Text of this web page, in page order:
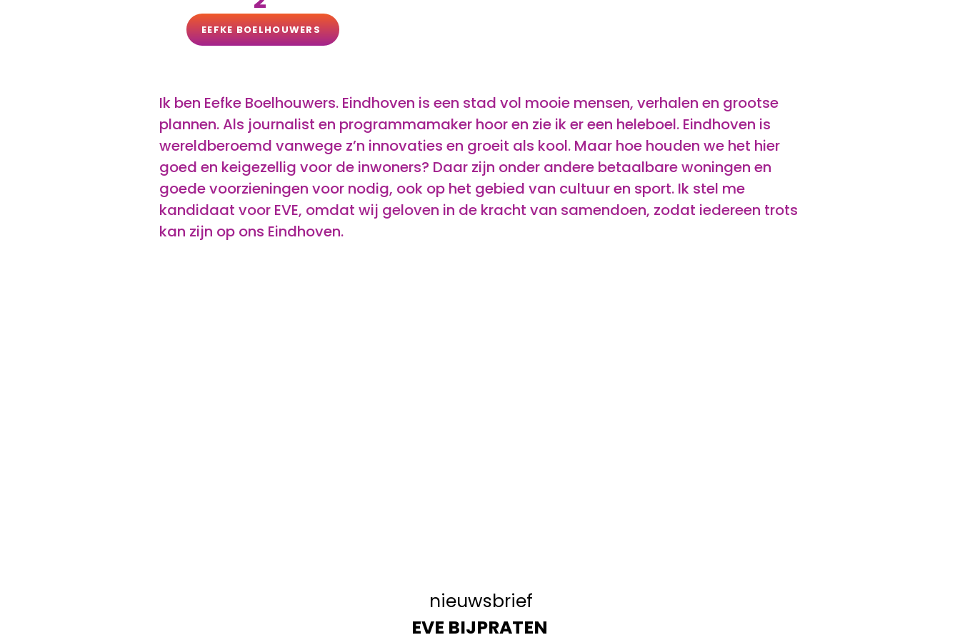
EEFKE BOELHOUWERS
Ik ben Eefke Boelhouwers. Eindhoven is een stad vol mooie mensen, verhalen en grootse
plannen. Als journalist en programmamaker hoor en zie ik er een heleboel. Eindhoven is
wereldberoemd vanwege z’n innovaties en groeit als kool. Maar hoe houden we het hier
goed en keigezellig voor de inwoners? Daar zijn onder andere betaalbare woningen en
goede voorzieningen voor nodig, ook op het gebied van cultuur en sport. Ik stel me
kandidaat voor EVE, omdat wij geloven in de kracht van samendoen, zodat iedereen trots
kan zijn op ons Eindhoven.
nieuwsbrief